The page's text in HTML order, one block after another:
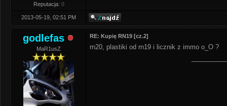
Reputacja: 0
2013-05-19, 02:51 PM
godlefas
MaR1usZ
RE: Kupię RN19 [cz.2]
rn20, plastiki od rn19 i licznik z immo o_O ?